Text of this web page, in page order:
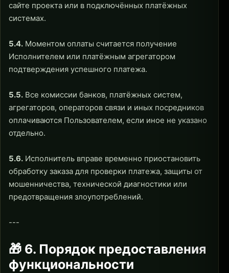
сайте проекта или в подключённых платёжных
системах.
5.4. Моментом оплаты считается получение
Исполнителем или платёжным агрегатором
подтверждения успешного платежа.
5.5. Все комиссии банков, платёжных систем,
агрегаторов, операторов связи и иных посредников
оплачиваются Пользователем, если иное не указано
отдельно.
5.6. Исполнитель вправе временно приостановить
обработку заказа для проверки платежа, защиты от
мошенничества, технической диагностики или
предотвращения злоупотреблений.
---
🎁 6. Порядок предоставления
функциональности